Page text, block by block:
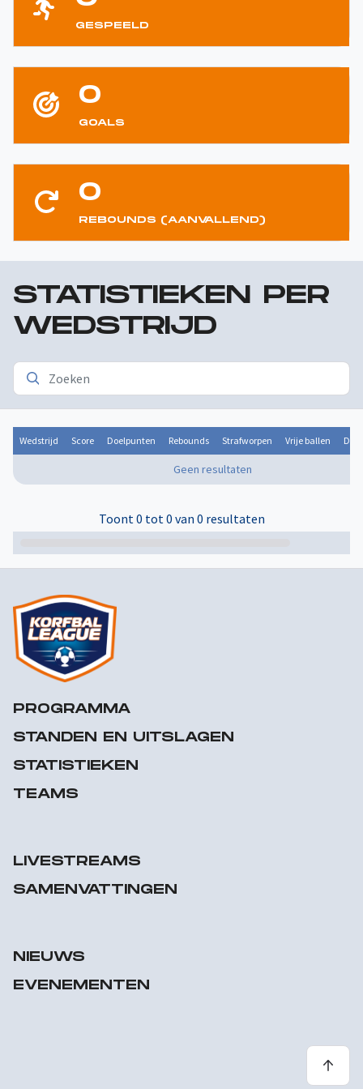
GESPEELD
0
GOALS
0
REBOUNDS (AANVALLEND)
STATISTIEKEN PER
WEDSTRIJD
Wedstrijd Score Doelpunten Rebounds Strafworpen Vrije ballen
Geen resultaten
Toont 0 tot 0 van 0 resultaten
PROGRAMMA
STANDEN EN UITSLAGEN
STATISTIEKEN
TEAMS
LIVESTREAMS
SAMENVATTINGEN
NIEUWS
EVENEMENTEN